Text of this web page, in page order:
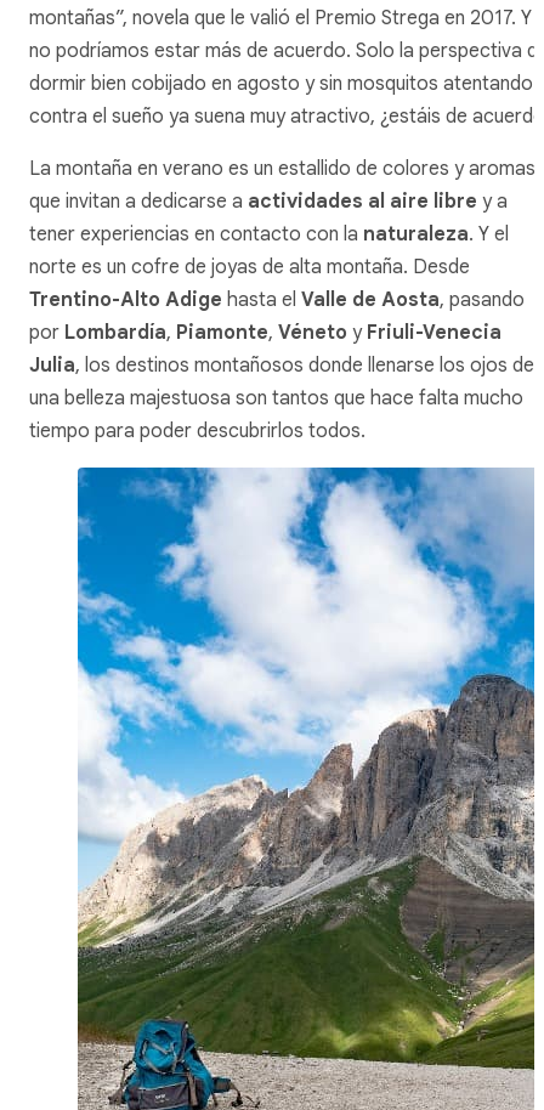
montañas”, novela que le valió el Premio Strega en 2017. Y
no podríamos estar más de acuerdo. Solo la perspectiva
dormir bien cobijado en agosto y sin mosquitos atentando
contra el sueño ya suena muy atractivo, ¿estáis de
La montaña en verano es un estallido de colores y aromas
que invitan a dedicarse a actividades al aire libre y a
tener experiencias en contacto con la naturaleza. Y el
norte es un cofre de joyas de alta montaña. Desde
Trentino-Alto Adige hasta el Valle de Aosta, pasando
por Lombardía, Piamonte, Véneto y Friuli-Venecia
Julia, los destinos montañosos donde llenarse los ojos de
una belleza majestuosa son tantos que hace falta mucho
tiempo para poder descubrirlos todos.